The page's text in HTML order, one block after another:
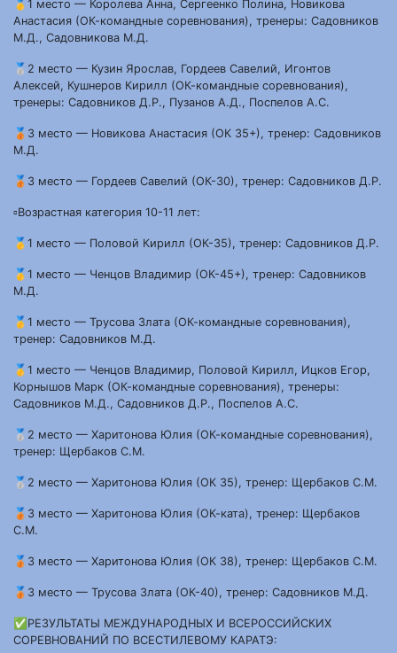
🥇1 место — Королева Анна, Сергеенко Полина, Новикова
Анастасия (ОК-командные соревнования), тренеры: Садовников
М.Д., Садовникова М.Д.
🥈2 место — Кузин Ярослав, Гордеев Савелий, Игонтов
Алексей, Кушнеров Кирилл (ОК-командные соревнования),
тренеры: Садовников Д.Р., Пузанов А.Д., Поспелов А.С.
🥉3 место — Новикова Анастасия (ОК 35+), тренер: Садовников
М.Д.
🥉3 место — Гордеев Савелий (ОК-30), тренер: Садовников Д.Р.
▫️Возрастная категория 10-11 лет:
🥇1 место — Половой Кирилл (ОК-35), тренер: Садовников Д.Р.
🥇1 место — Ченцов Владимир (ОК-45+), тренер: Садовников
М.Д.
🥇1 место — Трусова Злата (ОК-командные соревнования),
тренер: Садовников М.Д.
🥇1 место — Ченцов Владимир, Половой Кирилл, Ицков Егор,
Корнышов Марк (ОК-командные соревнования), тренеры:
Садовников М.Д., Садовников Д.Р., Поспелов А.С.
🥈2 место — Харитонова Юлия (ОК-командные соревнования),
тренер: Щербаков С.М.
🥈2 место — Харитонова Юлия (ОК 35), тренер: Щербаков С.М.
🥉3 место — Харитонова Юлия (ОК-ката), тренер: Щербаков
С.М.
🥉3 место — Харитонова Юлия (ОК 38), тренер: Щербаков С.М.
🥉3 место — Трусова Злата (ОК-40), тренер: Садовников М.Д.
✅РЕЗУЛЬТАТЫ МЕЖДУНАРОДНЫХ И ВСЕРОССИЙСКИХ
СОРЕВНОВАНИЙ ПО ВСЕСТИЛЕВОМУ КАРАТЭ: